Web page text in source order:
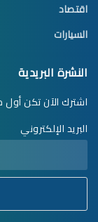
اقتصاد
السيارات
النشرة البريدية
اشترك الآن تكن
البريد الإلكتروني